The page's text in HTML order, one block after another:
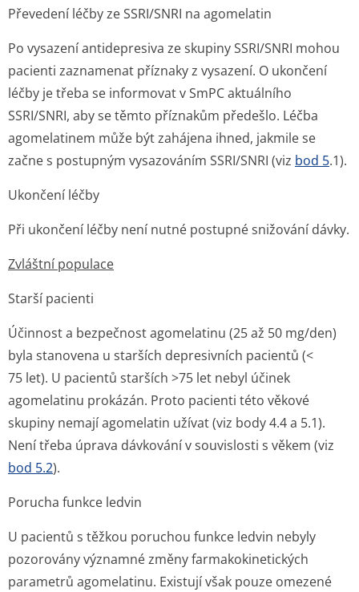
Převedení léčby ze SSRI/SNRI na agomelatin
Po vysazení antidepresiva ze skupiny SSRI/SNRI mohou
pacienti zaznamenat příznaky z vysazení. O ukončení
léčby je třeba se informovat v SmPC aktuálního
SSRI/SNRI, aby se těmto příznakům předešlo. Léčba
agomelatinem může být zahájena ihned, jakmile se
začne s postupným vysazováním SSRI/SNRI (viz bod 5.1).
Ukončení léčby
Při ukončení léčby není nutné postupné snižování dávky.
Zvláštní populace
Starší pacienti
Účinnost a bezpečnost agomelatinu (25 až 50 mg/den)
byla stanovena u starších depresivních pacientů (<
75 let). U pacientů starších >75 let nebyl účinek
agomelatinu prokázán. Proto pacienti této věkové
skupiny nemají agomelatin užívat (viz body 4.4 a 5.1).
Není třeba úprava dávkování v souvislosti s věkem (viz
bod 5.2).
Porucha funkce ledvin
U pacientů s těžkou poruchou funkce ledvin nebyly
pozorovány významné změny farmakokinetických
parametrů agomelatinu. Existují však pouze omezené